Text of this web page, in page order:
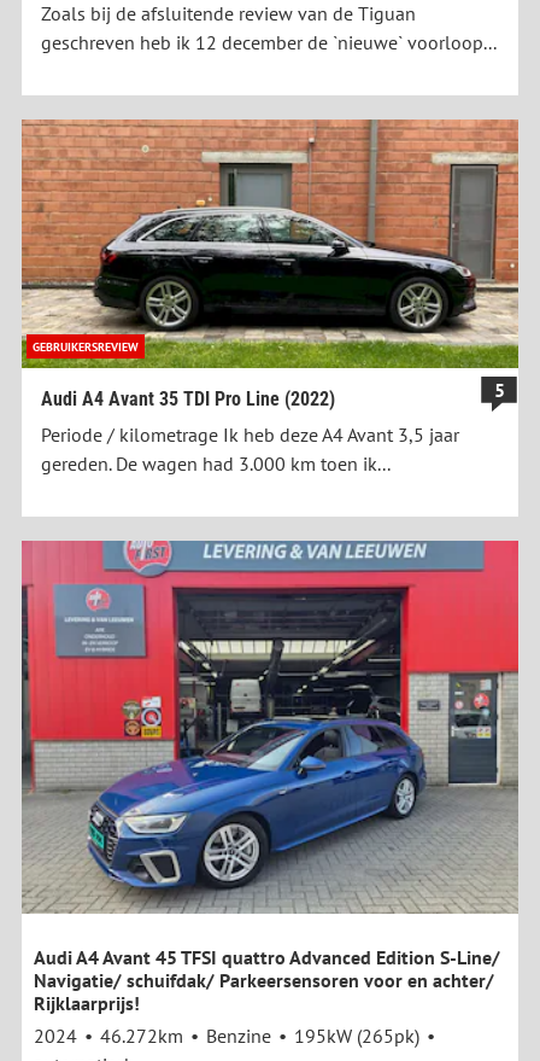
Zoals bij de afsluitende review van de Tiguan
geschreven heb ik 12 december de `nieuwe` voorloop...
GEBRUIKERSREVIEW
Audi A4 Avant 35 TDI Pro Line (2022)
5
Periode / kilometrage Ik heb deze A4 Avant 3,5 jaar
gereden. De wagen had 3.000 km toen ik...
Audi A4 Avant 45 TFSI quattro Advanced Edition S-Line/
Navigatie/ schuifdak/ Parkeersensoren voor en achter/
Rijklaarprijs!
2024
46.272km Benzine
195kW (265pk)